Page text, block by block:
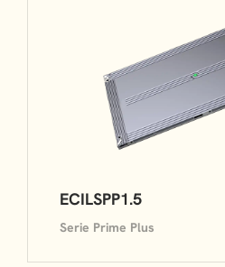
ECILSPP1.5
Serie Prime Plus